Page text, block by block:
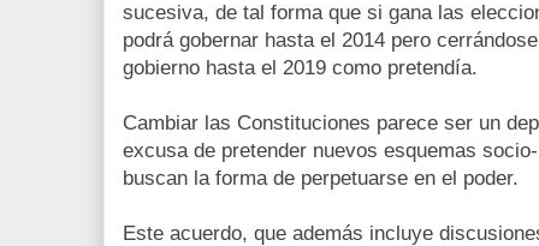
sucesiva, de tal forma que si gana las
podrá gobernar hasta el 2014 pero
gobierno hasta el 2019 como pretendía.
Cambiar las Constituciones parece ser un
excusa de pretender nuevos esquemas
buscan la forma de perpetuarse en el poder.
Este acuerdo, que además incluye